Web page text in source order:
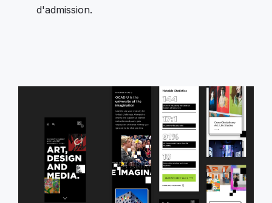
d'admission.